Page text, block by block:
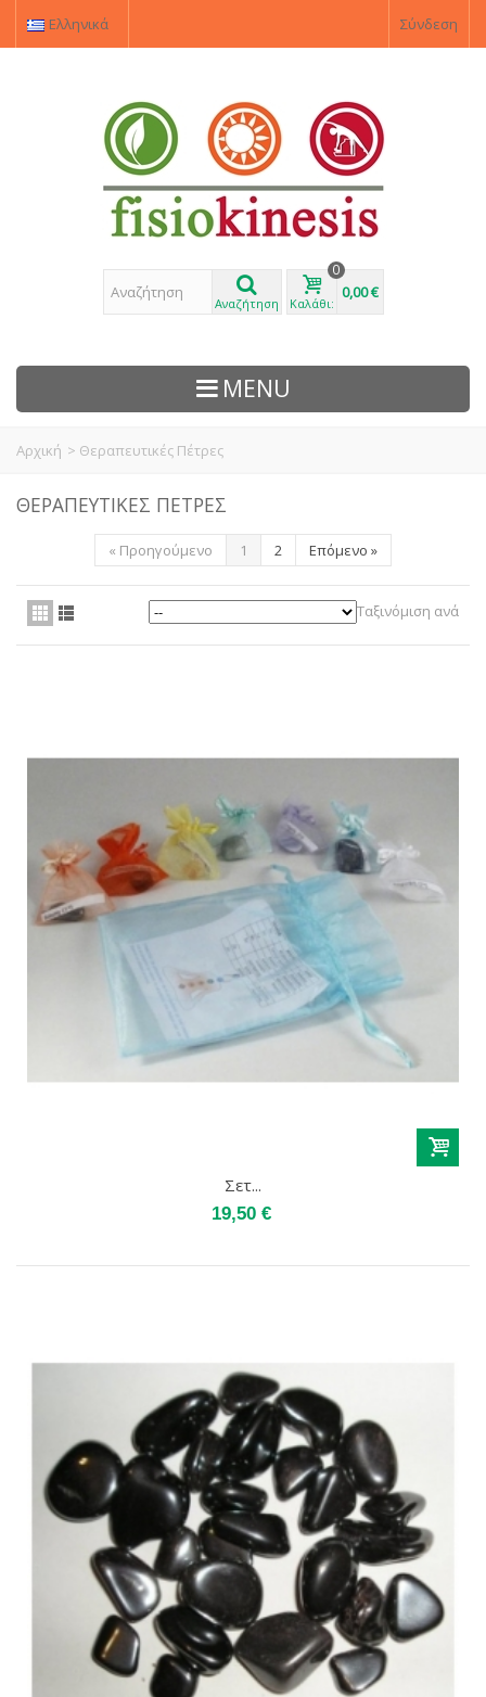
Ελληνικά Σύνδεση
Αναζήτηση Καλάθι:
0
0,00 €
MENU
ΥΠΗΡΕΣΊΕΣ
ΓΙΑ ΕΜΆΣ
VIDEOS
Αρχική > Θεραπευτικές Πέτρες
ΘΕΡΑΠΕΥΤΙΚΈΣ ΠΈΤΡΕΣ
« Προηγούμενο 1 2 Επόμενο »
Ταξινόμιση ανά
Σετ...
19,50 €